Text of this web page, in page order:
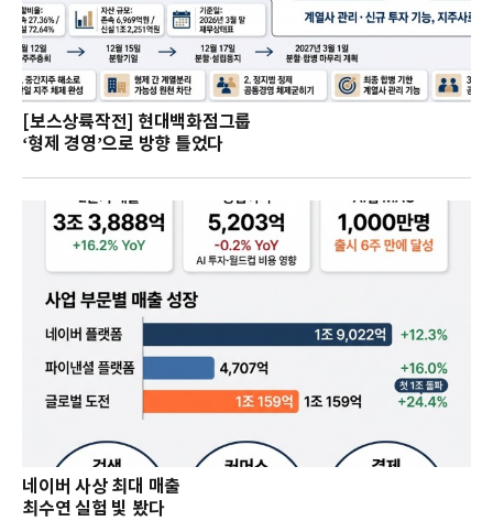
[보스상륙작전] 현대백화점그룹
‘형제 경영’으로 방향 틀었다
네이버 사상 최대 매출
최수연 실험 빛 봤다